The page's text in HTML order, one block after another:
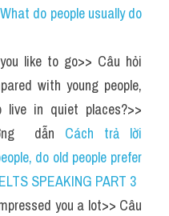
do people usually do
like to go>> Câu hỏi
with young people,
live in quiet places?>>
dẫn Cách trả lời
do old people prefer
SPEAKING PART 3
you a lot>> Câu